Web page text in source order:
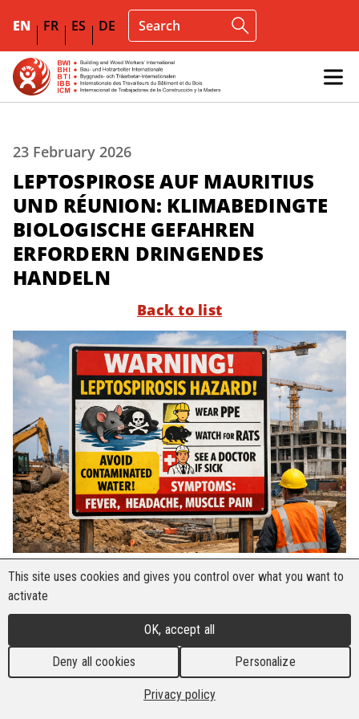
EN FR ES DE
23 February 2026
LEPTOSPIROSE AUF MAURITIUS
UND RÉUNION: KLIMABEDINGTE
BIOLOGISCHE GEFAHREN
ERFORDERN DRINGENDES
HANDELN
Back to list
Es sind neue Fälle von Leptospirose aufgetreten,
diesmal sowohl auf Mauritius als auch auf
Am Indischen Ozean kommt es im Sommer
zunehmend zu extremen Regenfällen, Sturzfluten
und Klimaveränderungen. Sintflutartige
This site uses cookies and gives you control over what you want to
activate
OK, accept all
Deny all cookies Personalize
Privacy policy